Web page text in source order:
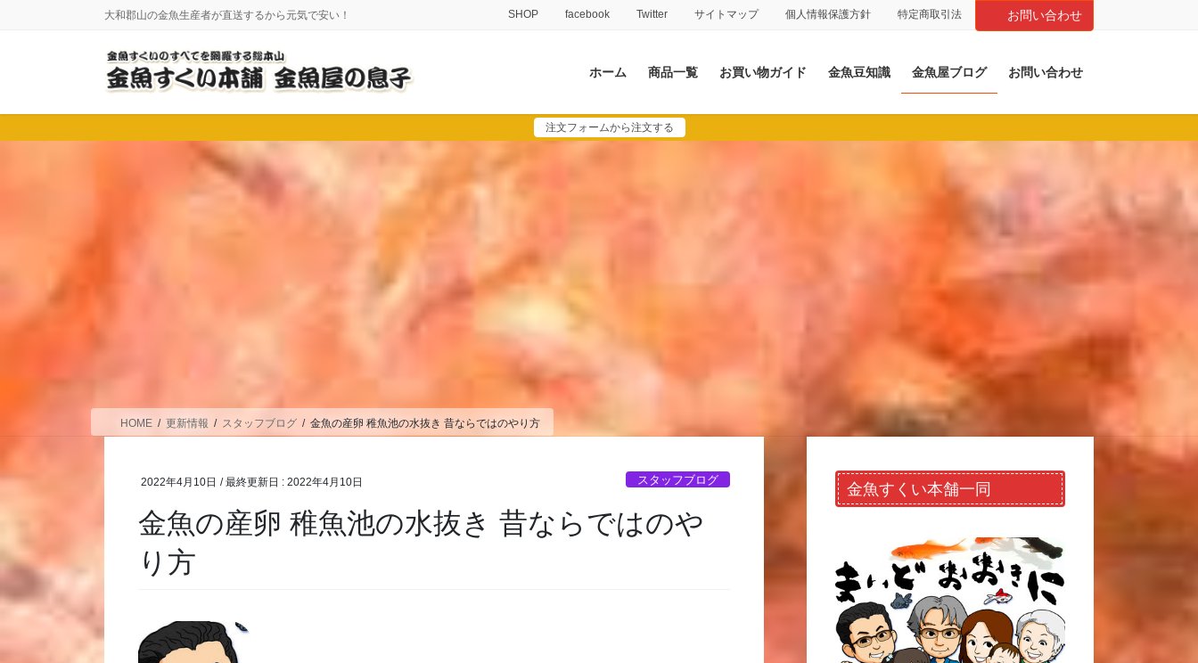
に
移
ョ
ン
大和郡山の金魚生産者が直送するから元気で安い！ SHOP facebook Twitter サイトマップ 個人情報保護方針 特定商取引法 お問い合わせ
ホーム 商品一覧 お買い物ガイド 金魚豆知識 金魚屋ブログ お問い合わせ
注文フォームから注文する
HOME 更新情報 スタッフブログ 金魚の産卵 稚魚池の水抜き 昔ならではのやり方
2022年4月10日 / 最終更新日 :2022年4月10日 スタッフブログ
金魚の産卵 稚魚池の水抜き 昔ならではのや
り方
金魚すくい本舗一同